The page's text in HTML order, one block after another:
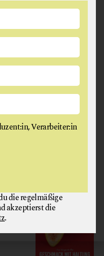
Verarbeiter:in oder
regelmäßige
die
Verarbeiter:in
die regelmäßige
akzeptierst die
.